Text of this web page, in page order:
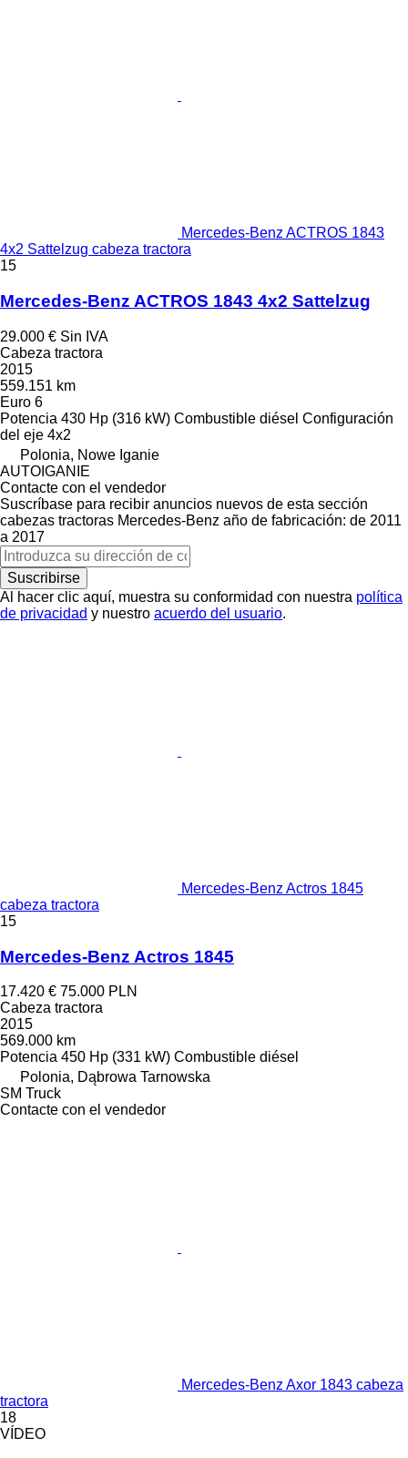
Mercedes-Benz ACTROS 1843
4x2 Sattelzug cabeza tractora
15
Mercedes-Benz ACTROS 1843 4x2 Sattelzug
29.000 € Sin IVA
Cabeza tractora
2015
559.151 km
Euro 6
Potencia 430 Hp (316 kW) Combustible diésel Configuración
del eje 4x2
Polonia, Nowe Iganie
AUTOIGANIE
Contacte con el vendedor
Suscríbase para recibir anuncios nuevos de esta sección
cabezas tractoras Mercedes-Benz año de fabricación: de 2011
a 2017
Suscribirse
Al hacer clic aquí, muestra su conformidad con nuestra política
de privacidad y nuestro acuerdo del usuario.
Mercedes-Benz Actros 1845
cabeza tractora
15
Mercedes-Benz Actros 1845
17.420 € 75.000 PLN
Cabeza tractora
2015
569.000 km
Potencia 450 Hp (331 kW) Combustible diésel
Polonia, Dąbrowa Tarnowska
SM Truck
Contacte con el vendedor
Mercedes-Benz Axor 1843 cabeza
tractora
18
VÍDEO